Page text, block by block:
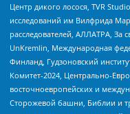
Центр дикого лосося, TVR
исследований им Вилфрида
расследователей, АЛЛАТРА, За
UnKremlin, Международная
Финланд, Гудзоновский
Комитет-2024, Центрально-
восточноевропейских и
Сторожевой башни, Библии и